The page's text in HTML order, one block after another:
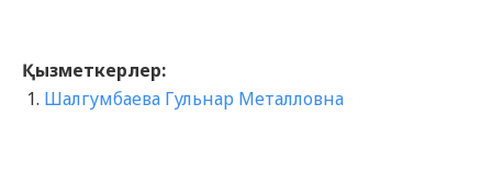
Қызметкерлер:
Шалгумбаева Гульнар Металловна